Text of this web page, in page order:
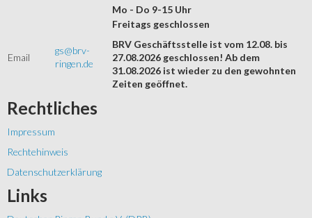
Mo - Do 9-15 Uhr
Email
gs@brv-
ringen.de
Freitags geschlossen
BRV Geschäftsstelle ist vom 12.08. bis
27.08.2026 geschlossen! Ab dem
31.08.2026 ist wieder zu den gewohnten
Zeiten geöffnet.
Rechtliches
Impressum
Rechtehinweis
Datenschutzerklärung
Links